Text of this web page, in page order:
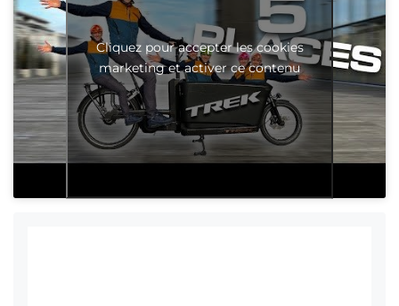
Cliquez pour accepter les cookies
marketing et activer ce contenu